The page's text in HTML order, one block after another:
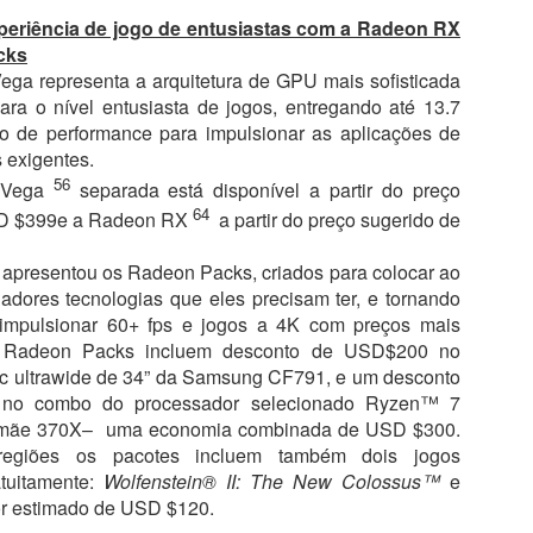
de jogo de entusiastas com a Radeon RX
representa a arquitetura de GPU mais sofisticada
o nível entusiasta de jogos, entregando até 13.7
de performance para impulsionar as aplicações de
exigentes.
56 separada está disponível a partir do preço
$399e a Radeon RX 64 a partir do preço sugerido de
os Radeon Packs, criados para colocar ao
tecnologias que eles precisam ter, e tornando
60+ fps e jogos a 4K com preços mais
Packs incluem desconto de USD$200 no
ultrawide de 34” da Samsung CF791, e um desconto
combo do processador selecionado Ryzen™ 7
370X– uma economia combinada de USD $300.
os pacotes incluem também dois jogos
Wolfenstein® II: The New Colossus™e
estimado de USD $120.
#DireitoDigital #SegurançaCibernética
#CrimesCibernéticos #FatorHumano #CulturaDeSegurança
#Compliance #Cibersegurança #Tecnologia #Conscientização
#Inovação #Empresas
no LinkedIne fique por dentro de todas as novidades!
Postado há1 week agopor Flavio Xandó
Localização:São Paulo, SP, Brasil